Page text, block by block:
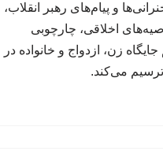
و پیام‌های رهبر انقلاب،
اخلاقی، چارچوبی
زن، ازدواج و خانواده در
ترسیم می‌کند.